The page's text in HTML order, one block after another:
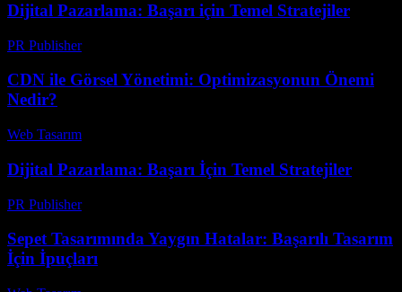
Dijital Pazarlama: Başarı için Temel Stratejiler
PR Publisher-
CDN ile Görsel Yönetimi: Optimizasyonun Önemi
Nedir?
Web Tasarım
Dijital Pazarlama: Başarı İçin Temel Stratejiler
PR Publisher-
Sepet Tasarımında Yaygın Hatalar: Başarılı Tasarım
İçin İpuçları